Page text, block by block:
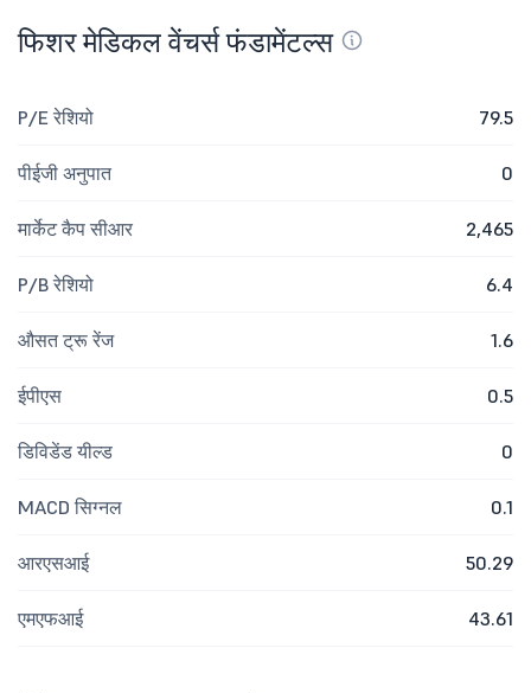
फिशर मेडिकल वेंचर्स फंडामेंटल्स
P/E रेशियो 79.5
पीईजी अनुपात 0
मार्केट कैप सीआर 2,465
P/B रेशियो 6.4
औसत ट्रू रेंज 1.6
ईपीएस 0.5
डिविडेंड यील्ड 0
MACD सिग्नल 0.1
आरएसआई 50.29
एमएफआई 43.61